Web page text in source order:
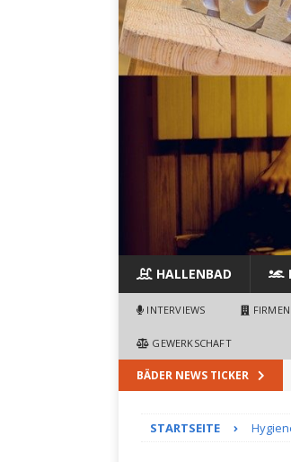
HALLENBAD
INTERVIEWS FIRMEN
GEWERKSCHAFT
BÄDER NEWS TICKER
STARTSEITE